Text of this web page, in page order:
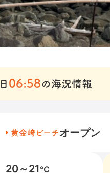
日 06:58の海況情報
黄金崎ビーチオープン
20～21℃